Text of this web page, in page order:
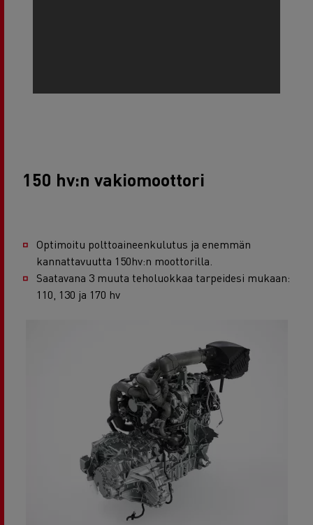
150 hv:n vakiomoottori
Optimoitu polttoaineenkulutus ja enemmän
kannattavuutta 150hv:n moottorilla.
Saatavana 3 muuta teholuokkaa tarpeidesi mukaan:
110, 130 ja 170 hv